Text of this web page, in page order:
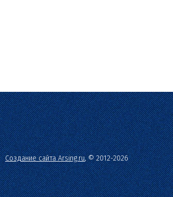
Создание сайта Arsing.ru, © 2012-2026